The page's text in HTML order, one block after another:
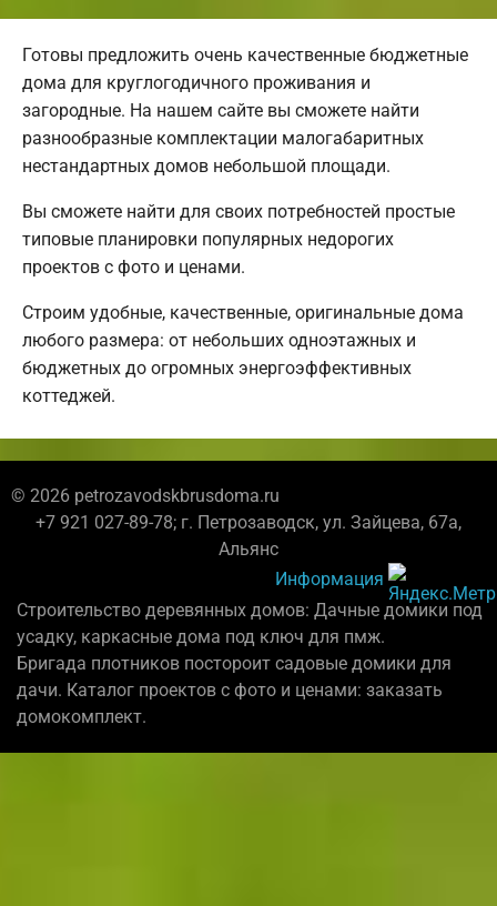
Готовы предложить очень качественные бюджетные
дома для круглогодичного проживания и
загородные. На нашем сайте вы сможете найти
разнообразные комплектации малогабаритных
нестандартных домов небольшой площади.
Вы сможете найти для своих потребностей простые
типовые планировки популярных недорогих
проектов с фото и ценами.
Строим удобные, качественные, оригинальные дома
любого размера: от небольших одноэтажных и
бюджетных до огромных энергоэффективных
коттеджей.
© 2026 petrozavodskbrusdoma.ru
+7 921 027-89-78; г. Петрозаводск, ул. Зайцева, 67а,
Альянс
Информация
Строительство деревянных домов: Дачные домики под
усадку, каркасные дома под ключ для пмж.
Бригада плотников постороит садовые домики для
дачи. Каталог проектов с фото и ценами: заказать
домокомплект.